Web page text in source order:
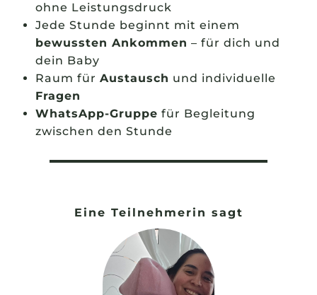
ohne Leistungsdruck
Jede Stunde beginnt mit einem
bewussten Ankommen – für dich und
dein Baby
Raum für Austausch und individuelle
Fragen
WhatsApp-Gruppe für Begleitung
zwischen den Stunde
Eine Teilnehmerin sagt